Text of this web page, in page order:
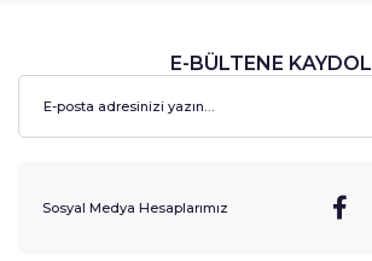
E-BÜLTENE KAYDOL
Sosyal Medya Hesaplarımız